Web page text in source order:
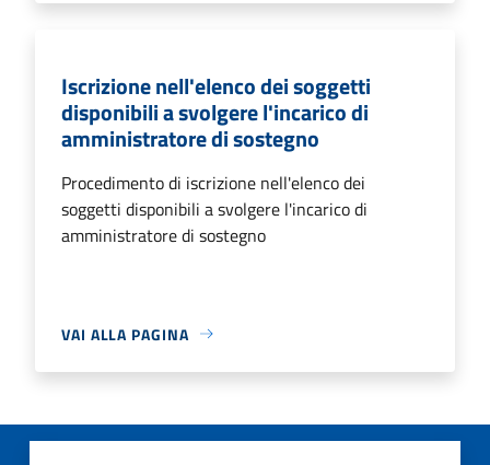
Iscrizione nell'elenco dei soggetti
disponibili a svolgere l'incarico di
amministratore di sostegno
Procedimento di iscrizione nell'elenco dei
soggetti disponibili a svolgere l'incarico di
amministratore di sostegno
VAI ALLA PAGINA